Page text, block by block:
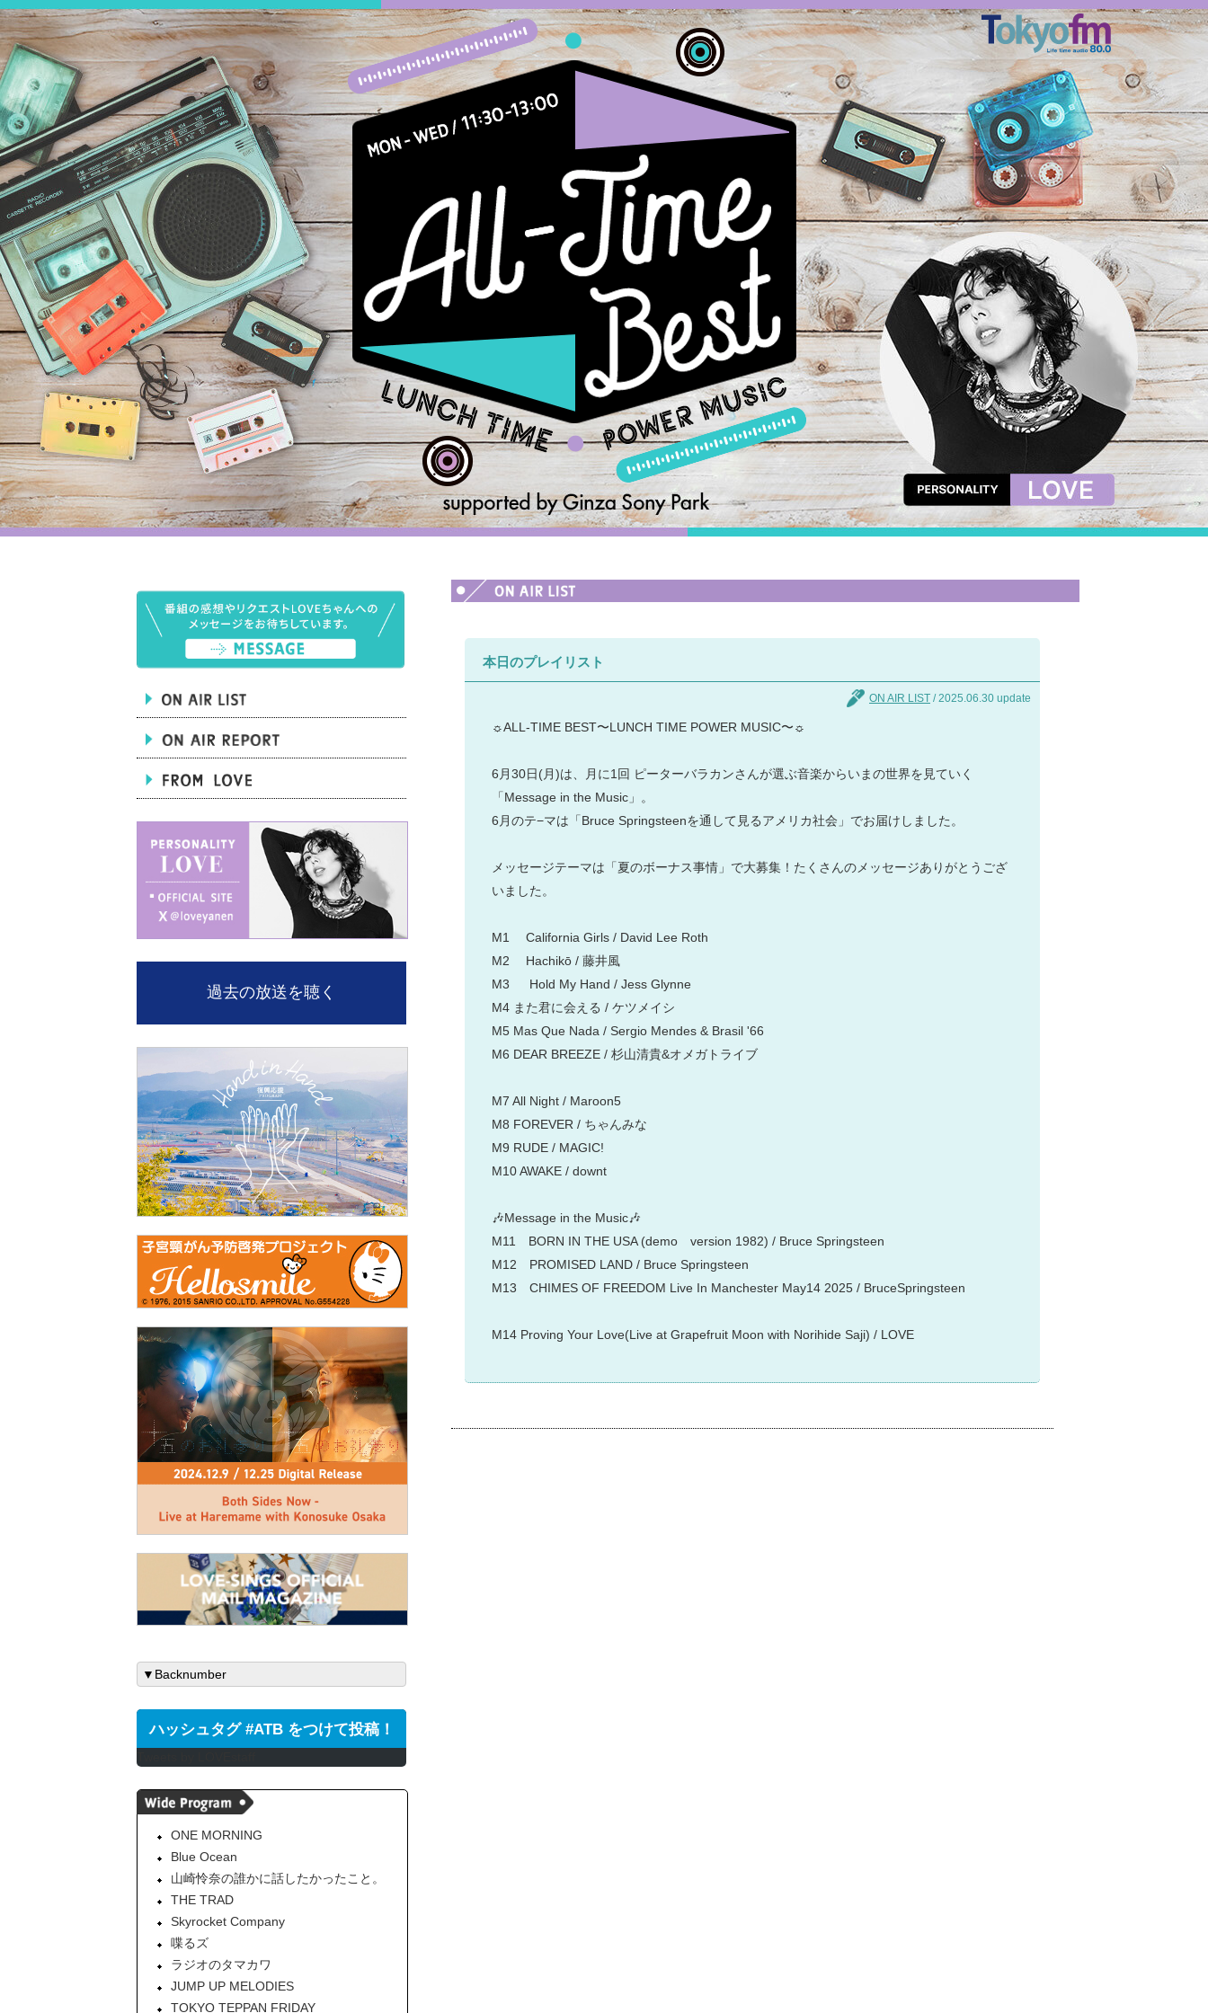
過去の放送を聴く
ハッシュタグ #ATB をつけて投稿！
ONE MORNING
Blue Ocean
山崎怜奈の誰かに話したかったこと。
THE TRAD
Skyrocket Company
喋るズ
ラジオのタマカワ
JUMP UP MELODIES
TOKYO TEPPAN FRIDAY
本日のプレイリスト
ON AIR LIST / 2025.06.30 update
☼ALL-TIME BEST〜LUNCH TIME POWER MUSIC〜☼
6月30日(月)は、月に1回 ピーターバラカンさんが選ぶ音楽からいまの世界を見ていく
「Message in the Music」。
6月のテ−マは「Bruce Springsteenを通して見るアメリカ社会」でお届けしました。
メッセージテーマは「夏のボーナス事情」で大募集！たくさんのメッセージありがとうござ
いました。
M1 California Girls / David Lee Roth
M2 Hachikō / 藤井風
M3 Hold My Hand / Jess Glynne
M4 また君に会える / ケツメイシ
M5 Mas Que Nada / Sergio Mendes & Brasil '66
M6 DEAR BREEZE / 杉山清貴&オメガトライブ
M7 All Night / Maroon5
M8 FOREVER / ちゃんみな
M9 RUDE / MAGIC!
M10 AWAKE / downt
🎶Message in the Music🎶
M11 BORN IN THE USA (demo version 1982) / Bruce Springsteen
M12 PROMISED LAND / Bruce Springsteen
M13 CHIMES OF FREEDOM Live In Manchester May14 2025 / BruceSpringsteen
M14 Proving Your Love(Live at Grapefruit Moon with Norihide Saji) / LOVE